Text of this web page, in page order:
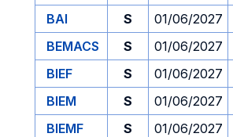
BAI
S 01/06/2027
BEMACS
S 01/06/2027
BIEF
S 01/06/2027
BIEM
S 01/06/2027
BIEMF
S 01/06/2027